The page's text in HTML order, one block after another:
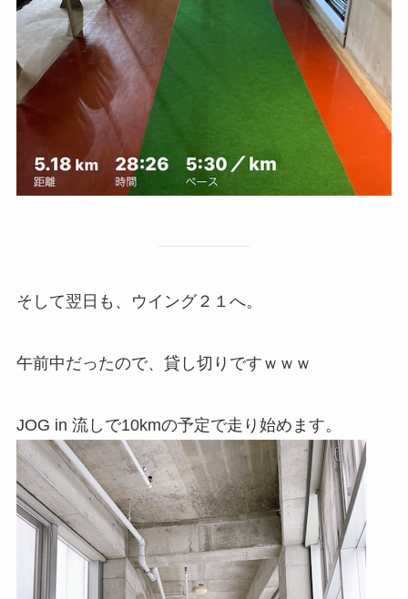
そして翌日も、ウイング２１へ。
午前中だったので、貸し切りですｗｗｗ
JOG in 流しで10kmの予定で走り始めます。